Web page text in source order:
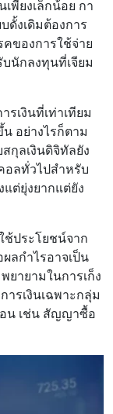
พียงเล็กน้อย กา
งเดิมต้องการ
ของการใช้จ่าย
นักลงทุนที่เจียม
เงินที่เท่าเทียม
อย่างไรก็ตาม
กุลเงินดิจิทัลยัง
ลทั่วไปสําหรับ
ต่ยุ่งยากแต่ยัง
ช้ประโยชน์จาก
ลกําไรอาจเป็น
ายามในการเก็ง
ารเงินเฉพาะกลุ่ม
น เช่น สัญญาซื้อ